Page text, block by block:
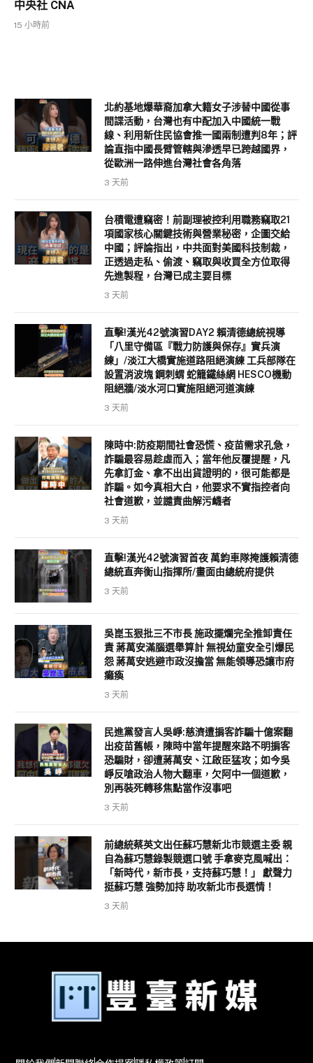
中央社 CNA
15 小時前
北約基地爆華裔加拿大籍女子涉替中國從事
間諜活動，台灣也有中配加入中國統一戰
線、利用新住民協會推一國兩制遭判8年；評
論直指中國長臂管轄與滲透早已跨越國界，
從歐洲一路伸進台灣社會各角落
3 天前
台積電遭竊密！前副理被控利用職務竊取21
項國家核心關鍵技術與營業秘密，企圖交給
中國；評論指出，中共面對美國科技制裁，
正透過走私、偷渡、竊取與收買全方位取得
先進製程，台灣已成主要目標
3 天前
直擊!漢光42號演習DAY2 賴清德總統視導
「八里守備區『戰力防護與保存』實兵演
練」/淡江大橋實施道路阻絕演練 工兵部隊在
設置消波塊 鋼刺蝟 蛇籠鐵絲網 HESCO機動
阻絕牆/淡水河口實施阻絕河道演練
3 天前
陳時中:防疫期間社會恐慌、疫苗需求孔急，
詐騙最容易趁虛而入；當年他反覆提醒，凡
先拿訂金、拿不出出貨證明的，很可能都是
詐騙。如今真相大白，他要求不實指控者向
社會道歉，並譴責曲解污衊者
3 天前
直擊!漢光42號演習首夜 萬鈞車隊掩護賴清德
總統直奔衡山指揮所/畫面由總統府提供
3 天前
吳崑玉狠批三不市長 施政擺爛完全推卸責任
責 蔣萬安滿腦選舉算計 無視幼童安全引爆民
怨 蔣萬安逃避市政沒擔當 無能領導恐讓市府
癱瘓
3 天前
民進黨發言人吳崢:慈濟遭掮客詐騙十億案翻
出疫苗舊帳，陳時中當年提醒來路不明掮客
恐騙財，卻遭蔣萬安、江啟臣猛攻；如今吳
崢反嗆政治人物大翻車，欠阿中一個道歉，
別再裝死轉移焦點當作沒事吧
3 天前
前總統蔡英文出任蘇巧慧新北市競選主委 親
自為蘇巧慧錄製競選口號 手拿麥克風喊出：
「新時代，新市長，支持蘇巧慧！」 獻聲力
挺蘇巧慧 強勢加持 助攻新北市長選情！
3 天前